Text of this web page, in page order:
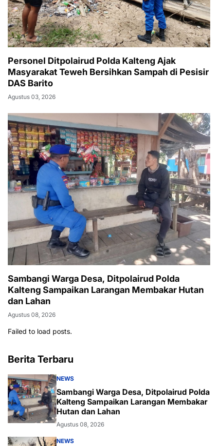
Personel Ditpolairud Polda Kalteng Ajak
Masyarakat Teweh Bersihkan Sampah di Pesisir
DAS Barito
Agustus 03, 2026
Sambangi Warga Desa, Ditpolairud Polda
Kalteng Sampaikan Larangan Membakar Hutan
dan Lahan
Agustus 08, 2026
Failed to load posts.
Berita Terbaru
NEWS
Sambangi Warga Desa, Ditpolairud Polda
Kalteng Sampaikan Larangan Membakar
Hutan dan Lahan
Agustus 08, 2026
NEWS